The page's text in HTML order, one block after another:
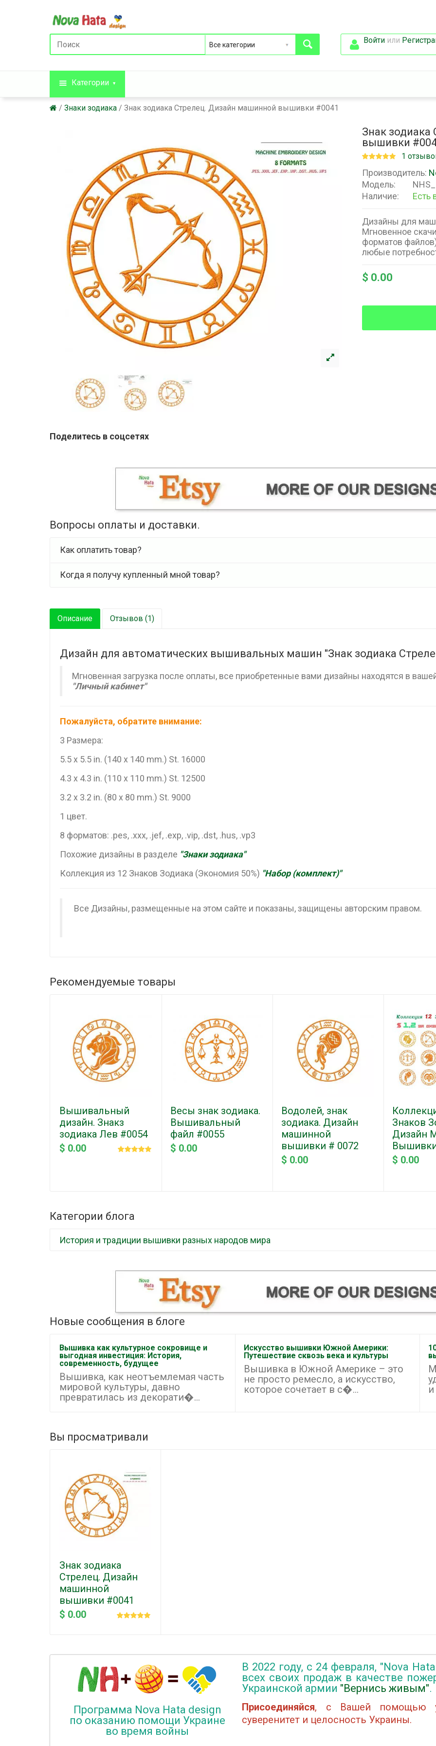
Войтиили
Категории
Знаки зодиака Знак зодиака Стрелец. Дизайн машинной вышивки #0041
Поделитесь в соцсетях
Знак
вышивки
1
Производитель:
Модель:
Наличие:
Есть
Дизайны для
Мгновенное
форматов
любые
$ 0.00
Вопросы оплаты и доставки.
Как оплатить товар?
Когда я получу купленный мной товар?
Описание Отзывов (1)
Дизайн для автоматических вышивальных машин "Знак зодиака
Мгновенная загрузка после оплаты, все приобретенные вами дизайны находятся в
"Личный кабинет"
Пожалуйста, обратите внимание:
3 Размера:
5.5 x 5.5 in. (140 x 140 mm.) St. 16000
4.3 x 4.3 in. (110 x 110 mm.) St. 12500
3.2 x 3.2 in. (80 x 80 mm.) St. 9000
1 цвет.
8 форматов: .pes, .xxx, .jef, .exp, .vip, .dst, .hus, .vp3
Похожие дизайны в разделе "Знаки зодиака"
Коллекция из 12 Знаков Зодиака (Экономия 50%) "Набор (комплект)"
Все Дизайны, размещенные на этом сайте и показаны, защищены авторским правом.
Рекомендуемые товары
Вышивальный
дизайн. Знакз
зодиака Лев #0054
$ 0.00
Весы знак зодиака.
Вышивальный
файл #0055
$ 0.00
Водолей, знак
зодиака. Дизайн
машинной
вышивки # 0072
$ 0.00
Знаков
Дизайн
$ 0.00
Категории блога
История и традиции вышивки разных народов мира
Новые сообщения в блоге
Вышивка как культурное сокровище и
выгодная инвестиция: История,
современность, будущее
Вышивка, как неотъемлемая часть
мировой культуры, давно
превратилась из декорати�...
Искусство вышивки Южной Америки:
Путешествие сквозь века и культуры
Вышивка в Южной Америке – это
не просто ремесло, а искусство,
которое сочетает в с�...
Вы просматривали
Знак зодиака
Стрелец. Дизайн
машинной
вышивки #0041
$ 0.00
Программа Nova Hata design
по оказанию помощи Украине
во время войны
В 2022 году, с 24 февраля, "Nova
всех своих продаж в качестве
Украинской армии "Вернись живым".
Присоединяйся, с Вашей помощью
суверенитет и целосность Украины.